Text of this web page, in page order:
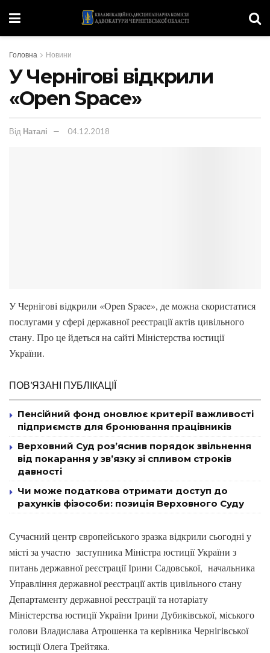
Головна Новини
У Чернігові відкрили
«Open Space»
Від Наталі 04.12.2018
У Чернігові відкрили «Open Space», де можна скористатися
послугами у сфері державної реєстрації актів цивільного
стану. Про це йдеться на сайті Міністерства юстиції
України.
ПОВ’ЯЗАНІ ПУБЛІКАЦІЇ
Пенсійний фонд оновлює критерії важливості
підприємств для бронювання працівників
Верховний Суд роз’яснив порядок звільнення
від покарання у зв’язку зі спливом строків
давності
Чи може податкова отримати доступ до
рахунків фізособи: позиція Верховного Суду
Сучасний центр європейського зразка відкрили сьогодні у
місті за участю заступника Міністра юстиції України з
питань державної реєстрації Ірини Садовської, начальника
Управління державної реєстрації актів цивільного стану
Департаменту державної реєстрації та нотаріату
Міністерства юстиції України Ірини Дубиківської, міського
голови Владислава Атрошенка та керівника Чернігівської
юстиції Олега Трейтяка.